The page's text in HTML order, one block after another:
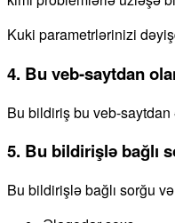
Kuki parametrlərinizi
4. Bu veb-saytdan
Bu bildiriş bu veb-
5. Bu bildirişlə bağlı
Bu bildirişlə bağlı sorğu